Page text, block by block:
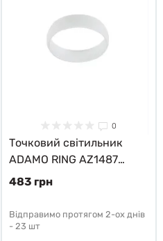
0
Точковий світильник
ADAMO RING AZ1487
Azzardo
483 грн
Відправимо протягом 2-ох днів
- 23 шт